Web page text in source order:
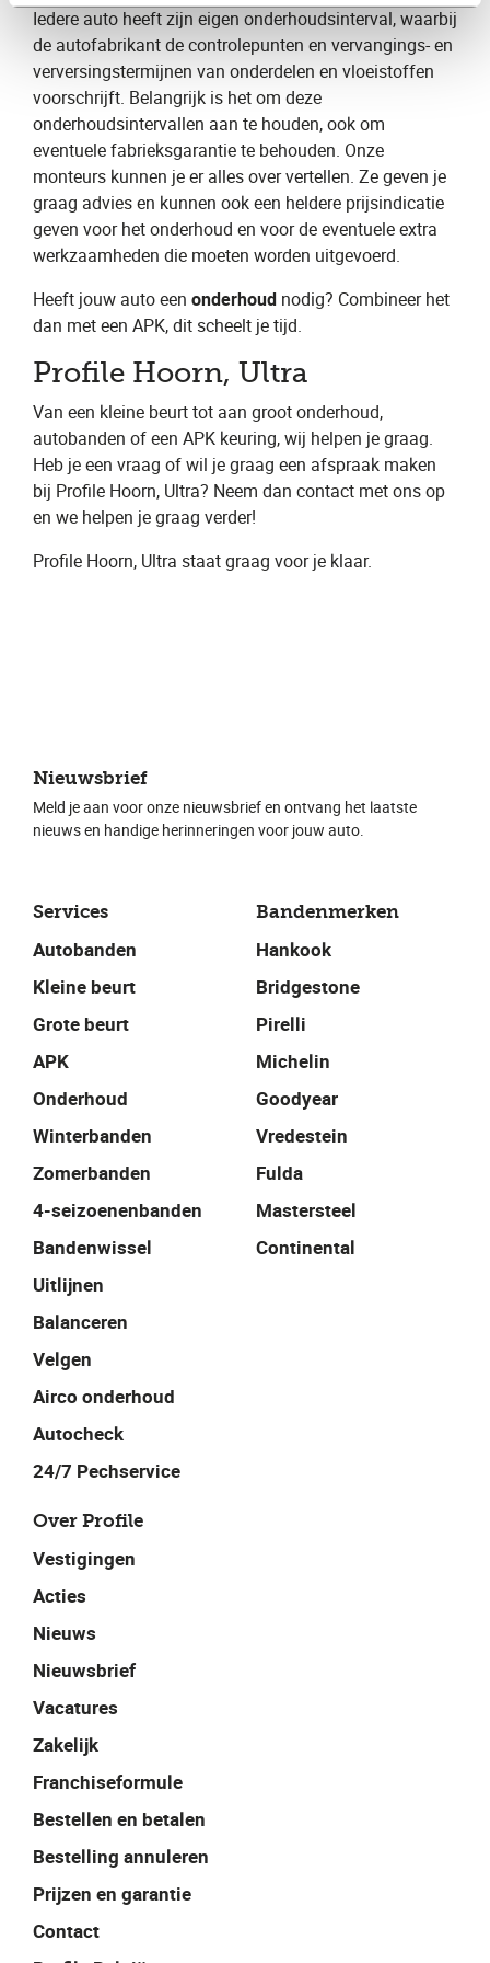
Iedere auto heeft zijn eigen onderhoudsinterval, waarbij
de autofabrikant de controlepunten en vervangings- en
verversingstermijnen van onderdelen en vloeistoffen
voorschrijft. Belangrijk is het om deze
onderhoudsintervallen aan te houden, ook om
eventuele fabrieksgarantie te behouden. Onze
monteurs kunnen je er alles over vertellen. Ze geven je
graag advies en kunnen ook een heldere prijsindicatie
geven voor het onderhoud en voor de eventuele extra
werkzaamheden die moeten worden uitgevoerd.
Heeft jouw auto een onderhoud nodig? Combineer het
dan met een APK, dit scheelt je tijd.
Profile Hoorn, Ultra
Van een kleine beurt tot aan groot onderhoud,
autobanden of een APK keuring, wij helpen je graag.
Heb je een vraag of wil je graag een ​afspraak​ maken
bij Profile Hoorn, Ultra​? Neem dan contact met ons op
en we helpen je graag verder!
Profile Hoorn, Ultra ​staat graag voor je klaar.
Services
Autobanden
Kleine beurt
Grote beurt
APK
Onderhoud
Winterbanden
Zomerbanden
4-seizoenenbanden
Bandenwissel
Uitlijnen
Balanceren
Velgen
Airco onderhoud
Autocheck
24/7 Pechservice
Bandenmerken
Hankook
Bridgestone
Pirelli
Michelin
Goodyear
Vredestein
Fulda
Mastersteel
Continental
Over Profile
Vestigingen
Acties
Nieuws
Nieuwsbrief
Vacatures
Zakelijk
Franchiseformule
Bestellen en betalen
Bestelling annuleren
Prijzen en garantie
Contact
Nieuwsbrief
Meld je aan voor onze nieuwsbrief en ontvang het laatste
nieuws en handige herinneringen voor jouw auto.